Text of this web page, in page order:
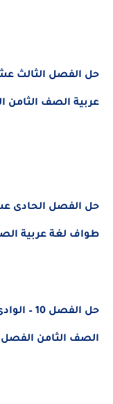
حل الفصل الثالث
عربية الصف الثامن
حل الفصل الحادى
طواف لغة عربية الصف
حل
الصف الثامن الفصل